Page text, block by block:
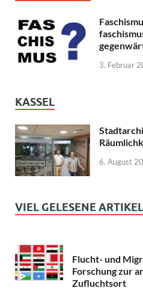
3. Februar
KASSEL
6. August
VIEL GELESENE
Flucht- und
Forschung zur
Zufluchtsort